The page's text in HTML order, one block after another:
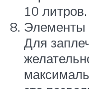
10 литров.
Элементы
Для